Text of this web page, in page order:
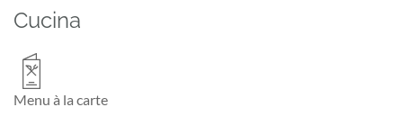
Cucina
Menu à la carte